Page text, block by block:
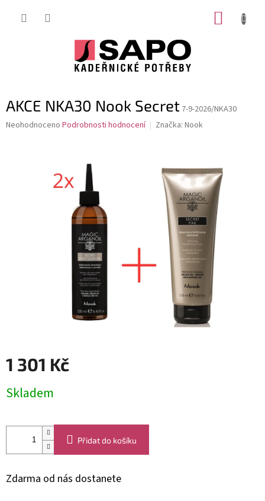
AKCE NKA30 Nook Secret 7-9-2026/NKA30
Průměrné
Neohodnoceno Podrobnosti hodnocení Značka: Nook
1 301 Kč
cena:
Skladem
Přidat do košíku
Zdarma od nás dostanete